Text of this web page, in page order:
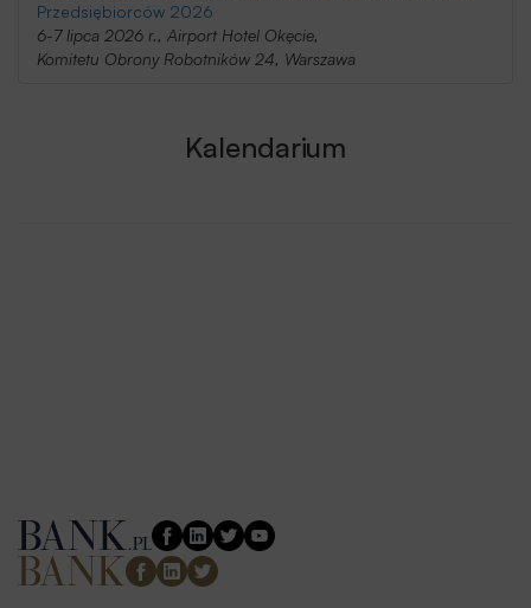
Przedsiębiorców 2026
6-7 lipca 2026 r., Airport Hotel Okęcie,
Komitetu Obrony Robotników 24, Warszawa
Kalendarium